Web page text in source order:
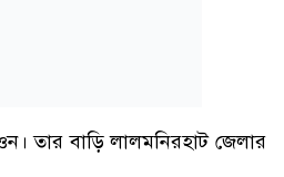
তার বাড়ি লালমনিরহাট জেলার